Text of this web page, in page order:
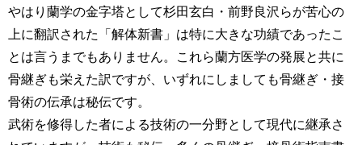
やはり蘭学の金字塔として杉田玄白・前野良沢らが苦心の
上に翻訳された「解体新書」は特に大きな功績であったこ
とは言うまでもありません。これら蘭方医学の発展と共に
骨継ぎも栄えた訳ですが、いずれにしましても骨継ぎ・接
骨術の伝承は秘伝です。
武術を修得した者による技術の一分野として現代に継承さ